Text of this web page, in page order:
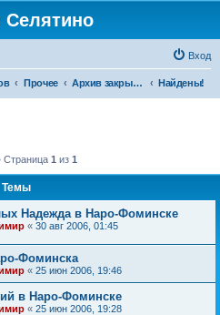
Вход
Прочее Архив закрытых тем Найдены!
Страница 1 из 1
Темы
Надежда в Наро-Фоминске
« 30 авг 2006, 01:45
Фоминска
« 25 июн 2006, 19:46
в Наро-Фоминске
« 25 июн 2006, 19:28